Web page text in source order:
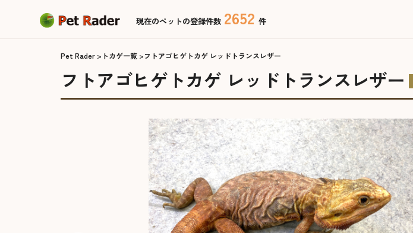
現在のペットの登録件数 2652 件
Pet Rader トカゲ一覧 フトアゴヒゲトカゲ レッドトランスレザー
フトアゴヒゲトカゲ レッドトランスレザー